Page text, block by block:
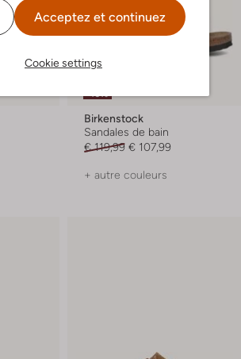
Acceptez et continuez
Cookie settings
-10%
Birkenstock
Sandales de bain
€ 119,99 € 107,99
+ autre couleurs